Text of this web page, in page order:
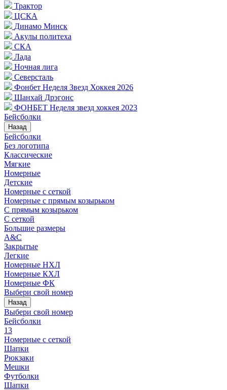
Трактор
ЦСКА
Динамо Минск
Акулы политеха
СКА
Лада
Ночная лига
Северсталь
Фонбет Неделя Звезд Хоккея 2026
Шанхай Дрэгонс
ФОНБЕТ Неделя звезд хоккея 2023
Бейсболки
Назад
Бейсболки
Без логотипа
Классические
Мягкие
Номерные
Детские
Номерные с сеткой
Номерные с прямым козырьком
С прямым козырьком
С сеткой
Большие размеры
A&C
Закрытые
Легкие
Номерные НХЛ
Номерные КХЛ
Номерные ФК
Выбери свой номер
Назад
Выбери свой номер
Бейсболки
13
Номерные с сеткой
Шапки
Рюкзаки
Мешки
Футболки
Шапки